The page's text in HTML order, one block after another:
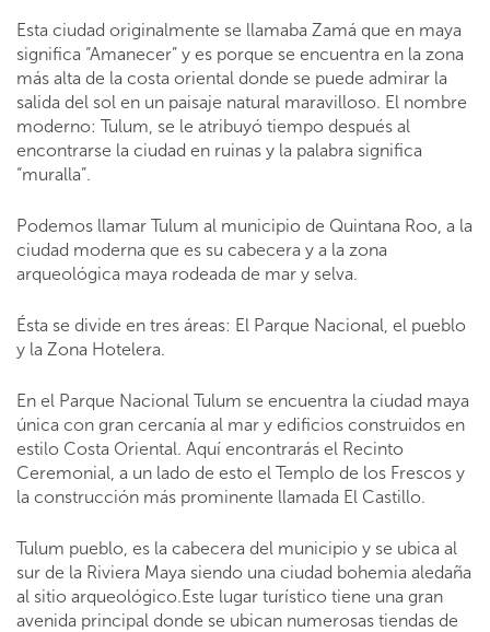
Esta ciudad originalmente se llamaba Zamá que en maya
significa “Amanecer” y es porque se encuentra en la zona
más alta de la costa oriental donde se puede admirar la
salida del sol en un paisaje natural maravilloso. El nombre
moderno: Tulum, se le atribuyó tiempo después al
encontrarse la ciudad en ruinas y la palabra significa
“muralla”.
Podemos llamar Tulum al municipio de Quintana Roo, a la
ciudad moderna que es su cabecera y a la zona
arqueológica maya rodeada de mar y selva.
Ésta se divide en tres áreas: El Parque Nacional, el pueblo
y la Zona Hotelera.
En el Parque Nacional Tulum se encuentra la ciudad maya
única con gran cercanía al mar y edificios construidos en
estilo Costa Oriental. Aquí encontrarás el Recinto
Ceremonial, a un lado de esto el Templo de los Frescos y
la construcción más prominente llamada El Castillo.
Tulum pueblo, es la cabecera del municipio y se ubica al
sur de la Riviera Maya siendo una ciudad bohemia aledaña
al sitio arqueológico.Este lugar turístico tiene una gran
avenida principal donde se ubican numerosas tiendas de